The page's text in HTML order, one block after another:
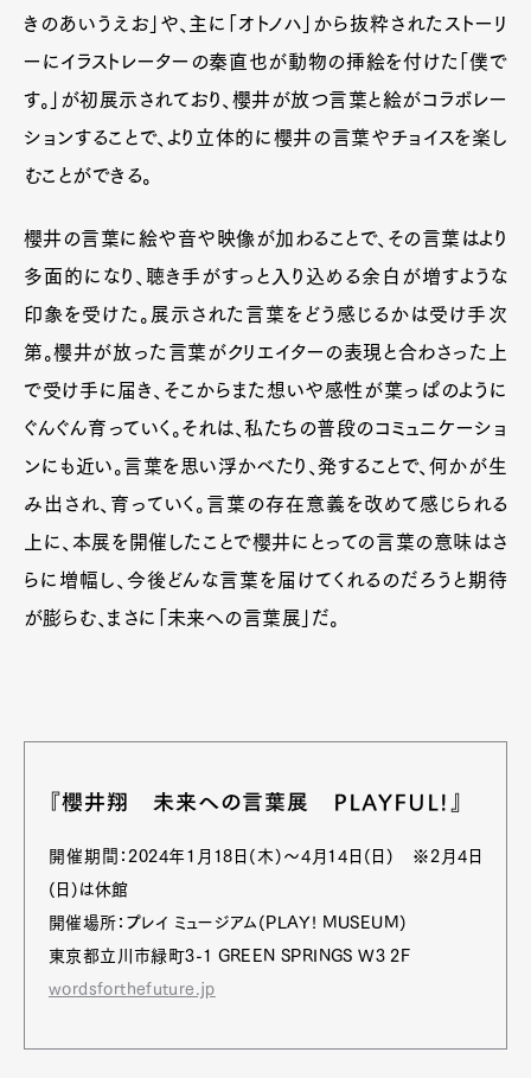
きのあいうえお」や、主に「オトノハ」から抜粋されたストーリ
ーにイラストレーターの秦直也が動物の挿絵を付けた「僕で
す。」が初展示されており、櫻井が放つ言葉と絵がコラボレー
ションすることで、より立体的に櫻井の言葉やチョイスを楽し
むことができる。
櫻井の言葉に絵や音や映像が加わることで、その言葉はより
多面的になり、聴き手がすっと入り込める余白が増すような
印象を受けた。展示された言葉をどう感じるかは受け手次
第。櫻井が放った言葉がクリエイターの表現と合わさった上
で受け手に届き、そこからまた想いや感性が葉っぱのように
ぐんぐん育っていく。それは、私たちの普段のコミュニケーショ
ンにも近い。言葉を思い浮かべたり、発することで、何かが生
み出され、育っていく。言葉の存在意義を改めて感じられる
上に、本展を開催したことで櫻井にとっての言葉の意味はさ
らに増幅し、今後どんな言葉を届けてくれるのだろうと期待
が膨らむ、まさに「未来への言葉展」だ。
『櫻井翔 未来への言葉展 PLAYFUL!』
開催期間：2024年1月18日(木)～4月14日(日) ※2月4日
(日)は休館
開催場所：プレイ ミュージアム(PLAY! MUSEUM)
東京都立川市緑町3-1 GREEN SPRINGS W3 2F
wordsforthefuture.jp